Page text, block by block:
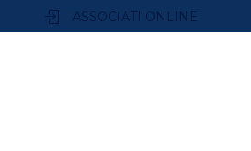
ASSOCIATI ONLINE